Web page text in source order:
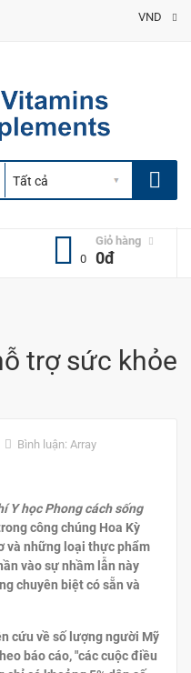
VND
Giỏ hàng
0
0đ
trợ sức khỏe
Bình luận: Array
Y học Phong cách sống
công chúng Hoa Kỳ
và những loại thực phẩm
vào sự nhầm lẫn này
chuyên biệt có sẵn và
cứu về số lượng người Mỹ
báo cáo, "các cuộc điều